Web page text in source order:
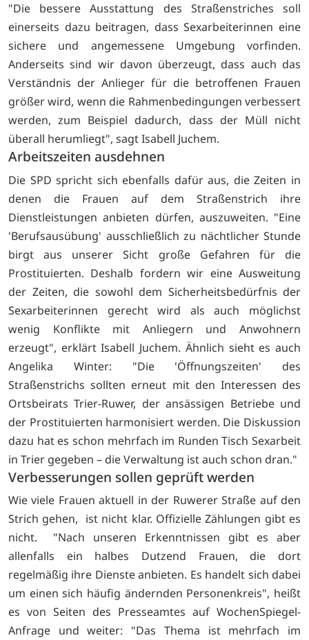
"Die bessere Ausstattung des Straßenstriches soll
einerseits dazu beitragen, dass Sexarbeiterinnen eine
sichere und angemessene Umgebung vorfinden.
Anderseits sind wir davon überzeugt, dass auch das
Verständnis der Anlieger für die betroffenen Frauen
größer wird, wenn die Rahmenbedingungen verbessert
werden, zum Beispiel dadurch, dass der Müll nicht
überall herumliegt", sagt Isabell Juchem.
Arbeitszeiten ausdehnen
Die SPD spricht sich ebenfalls dafür aus, die Zeiten in
denen die Frauen auf dem Straßenstrich ihre
Dienstleistungen anbieten dürfen, auszuweiten. "Eine
'Berufsausübung' ausschließlich zu nächtlicher Stunde
birgt aus unserer Sicht große Gefahren für die
Prostituierten. Deshalb fordern wir eine Ausweitung
der Zeiten, die sowohl dem Sicherheitsbedürfnis der
Sexarbeiterinnen gerecht wird als auch möglichst
wenig Konflikte mit Anliegern und Anwohnern
erzeugt", erklärt Isabell Juchem. Ähnlich sieht es auch
Angelika Winter: "Die 'Öffnungszeiten' des
Straßenstrichs sollten erneut mit den Interessen des
Ortsbeirats Trier-Ruwer, der ansässigen Betriebe und
der Prostituierten harmonisiert werden. Die Diskussion
dazu hat es schon mehrfach im Runden Tisch Sexarbeit
in Trier gegeben – die Verwaltung ist auch schon dran."
Verbesserungen sollen geprüft werden
Wie viele Frauen aktuell in der Ruwerer Straße auf den
Strich gehen, ist nicht klar. Offizielle Zählungen gibt es
nicht. "Nach unseren Erkenntnissen gibt es aber
allenfalls ein halbes Dutzend Frauen, die dort
regelmäßig ihre Dienste anbieten. Es handelt sich dabei
um einen sich häufig ändernden Personenkreis", heißt
es von Seiten des Presseamtes auf WochenSpiegel-
Anfrage und weiter: "Das Thema ist mehrfach im